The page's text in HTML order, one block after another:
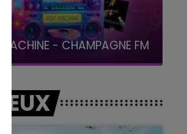
MACHINE - CHAMPAGNE FM
JEUX